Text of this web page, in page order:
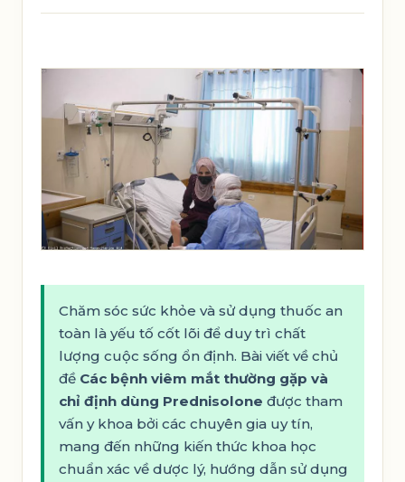
Chăm sóc sức khỏe và sử dụng thuốc an
toàn là yếu tố cốt lõi để duy trì chất
lượng cuộc sống ổn định. Bài viết về chủ
đề Các bệnh viêm mắt thường gặp và
chỉ định dùng Prednisolone được tham
vấn y khoa bởi các chuyên gia uy tín,
mang đến những kiến thức khoa học
chuẩn xác về dược lý, hướng dẫn sử dụng